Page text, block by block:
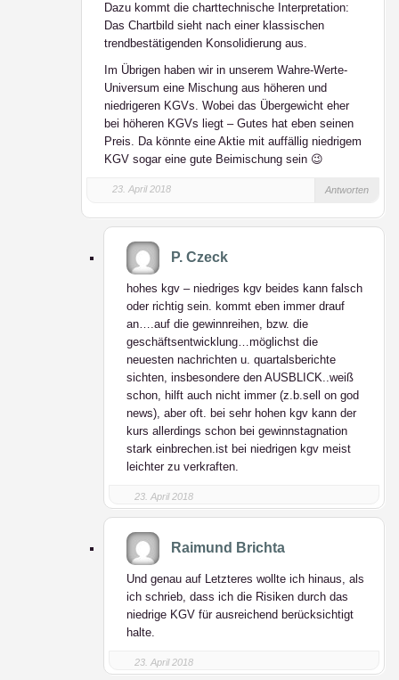
Dazu kommt die charttechnische Interpretation:
Das Chartbild sieht nach einer klassischen
trendbestätigenden Konsolidierung aus.
Im Übrigen haben wir in unserem Wahre-Werte-
Universum eine Mischung aus höheren und
niedrigeren KGVs. Wobei das Übergewicht eher
bei höheren KGVs liegt – Gutes hat eben seinen
Preis. Da könnte eine Aktie mit auffällig niedrigem
KGV sogar eine gute Beimischung sein 😉
23. April 2018 Antworten
P. Czeck
hohes kgv – niedriges kgv beides kann falsch
oder richtig sein. kommt eben immer drauf
an….auf die gewinnreihen, bzw. die
geschäftsentwicklung…möglichst die
neuesten nachrichten u. quartalsberichte
sichten, insbesondere den AUSBLICK..weiß
schon, hilft auch nicht immer (z.b.sell on god
news), aber oft. bei sehr hohen kgv kann der
kurs allerdings schon bei gewinnstagnation
stark einbrechen.ist bei niedrigen kgv meist
leichter zu verkraften.
23. April 2018
Raimund Brichta
Und genau auf Letzteres wollte ich hinaus, als
ich schrieb, dass ich die Risiken durch das
niedrige KGV für ausreichend berücksichtigt
halte.
23. April 2018